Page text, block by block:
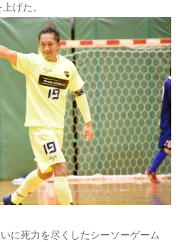
げた。
に死力を尽くしたシーソーゲーム